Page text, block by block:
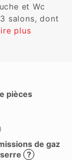
et Wc
salons, dont
plus
pièces
de gaz
?